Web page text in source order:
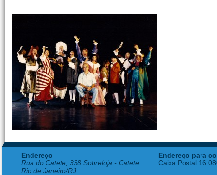
Endereço
Rua do Catete, 338 Sobreloja - Catete
Rio de Janeiro/RJ
Endereço para
Caixa Postal